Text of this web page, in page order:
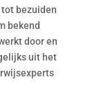
bezuiden
bekend
door en
uit het